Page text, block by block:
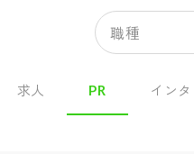
職種
求人 PR イン